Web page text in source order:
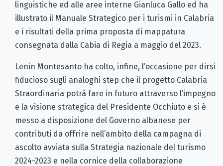
linguistiche ed alle aree interne Gianluca Gallo ed ha
illustrato il Manuale Strategico per i turismi in Calabria
e i risultati della prima proposta di mappatura
consegnata dalla Cabia di Regia a maggio del 2023.
Lenin Montesanto ha colto, infine, l’occasione per dirsi
fiducioso sugli analoghi step che il progetto Calabria
Straordinaria potrà fare in futuro attraverso l’impegno
e la visione strategica del Presidente Occhiuto e si è
messo a disposizione del Governo albanese per
contributi da offrire nell’ambito della campagna di
ascolto avviata sulla Strategia nazionale del turismo
2024-2023 e nella cornice della collaborazione